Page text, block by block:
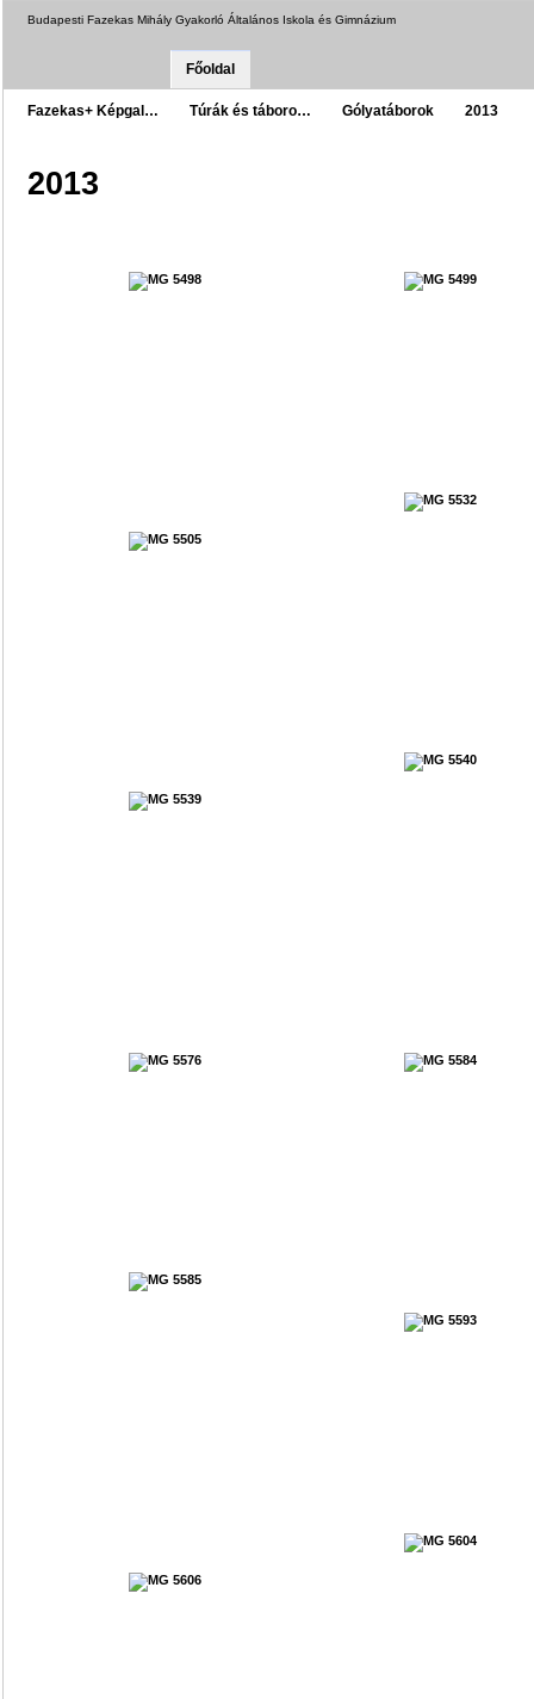
Budapesti Fazekas Mihály Gyakorló Általános Iskola és Gimnázium
Főoldal
Fazekas+ Képgal… Túrák és táboro… Gólyatáborok 2013
2013